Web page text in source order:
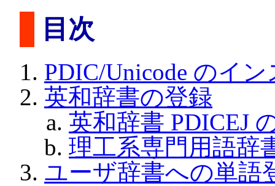
目次
PDIC/Unicode のイ
英和辞書の登録
英和辞書 PDICEJ
理工系専門用語辞
ユーザ辞書への単語